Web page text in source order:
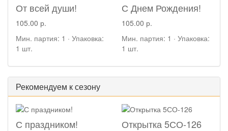
От всей души!
105.00 р.
Мин. партия: 1 · Упаковка:
1 шт.
С Днем Рождения!
105.00 р.
Мин. партия: 1 · Упаковка:
1 шт.
Рекомендуем к сезону
С праздником! Открытка 5СО-126